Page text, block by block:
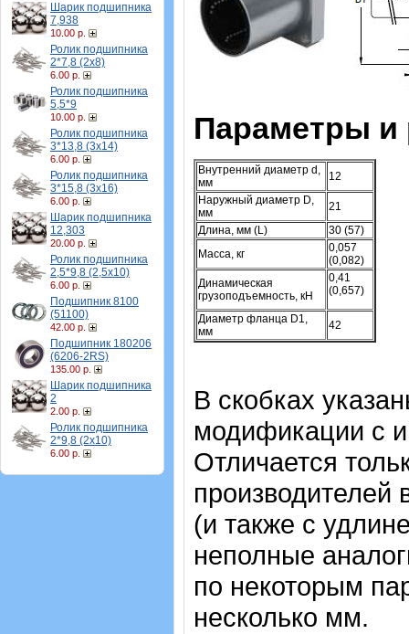
Шарик подшипника
7,938
10.00 р.
Ролик подшипника
2*7,8 (2х8)
6.00 р.
Ролик подшипника
5,5*9
10.00 р.
Ролик подшипника
3*13,8 (3х14)
6.00 р.
Ролик подшипника
3*15,8 (3х16)
6.00 р.
Шарик подшипника
12,303
20.00 р.
Ролик подшипника
2,5*9,8 (2,5х10)
6.00 р.
Подшипник 8100
(51100)
42.00 р.
Подшипник 180206
(6206-2RS)
135.00 р.
Шарик подшипника
2
2.00 р.
Ролик подшипника
2*9,8 (2х10)
6.00 р.
Параметры и
Внутренний диаметр d,
мм
12
Наружный диаметр D,
мм
21
Длина, мм (L)
30 (57)
Масса, кг
0,057
(0,082)
Динамическая
грузоподъемность, кН
0,41
(0,657)
Диаметр фланца D1,
мм
42
В скобках
модификации с
Отличается
производителей
(и также с
неполные
по некоторым
несколько мм.